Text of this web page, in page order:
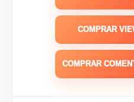
COMPRAR
COMPRAR